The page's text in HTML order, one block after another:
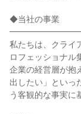
◆当社の事業
私たちは、クライ
ロフェッショナル
企業の経営層が抱
出したい」といっ
う客観的な事実に